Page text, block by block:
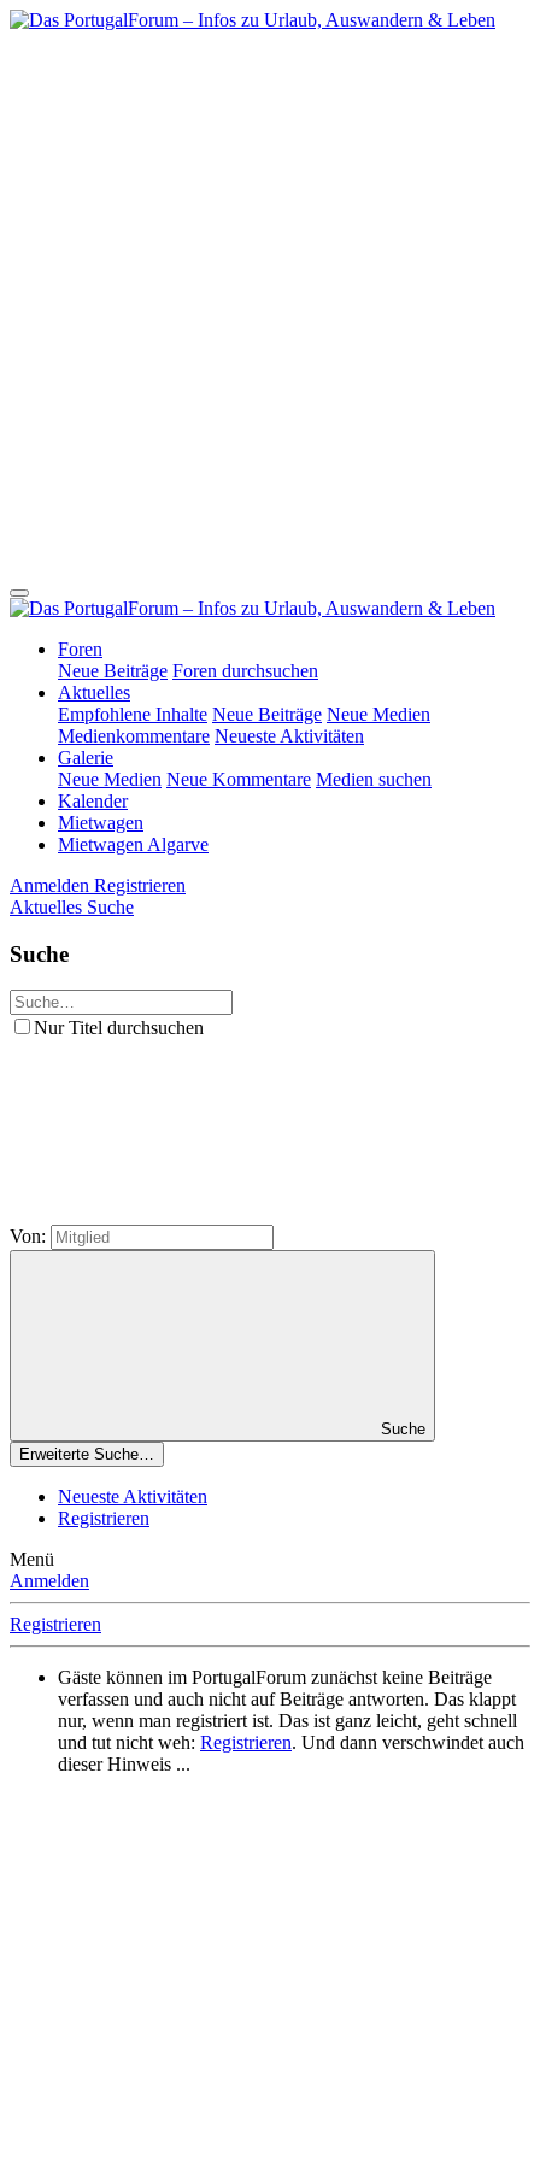
Foren
Neue Beiträge Foren durchsuchen
Aktuelles
Empfohlene Inhalte Neue Beiträge Neue Medien
Medienkommentare Neueste Aktivitäten
Galerie
Neue Medien Neue Kommentare Medien suchen
Kalender
Mietwagen
Mietwagen Algarve
Anmelden Registrieren
Aktuelles Suche
Suche
Nur Titel durchsuchen
Von:
Suche
Erweiterte Suche…
Neueste Aktivitäten
Registrieren
Menü
Anmelden
Registrieren
Gäste können im PortugalForum zunächst keine Beiträge
verfassen und auch nicht auf Beiträge antworten. Das klappt
nur, wenn man registriert ist. Das ist ganz leicht, geht schnell
und tut nicht weh: Registrieren. Und dann verschwindet auch
dieser Hinweis ...